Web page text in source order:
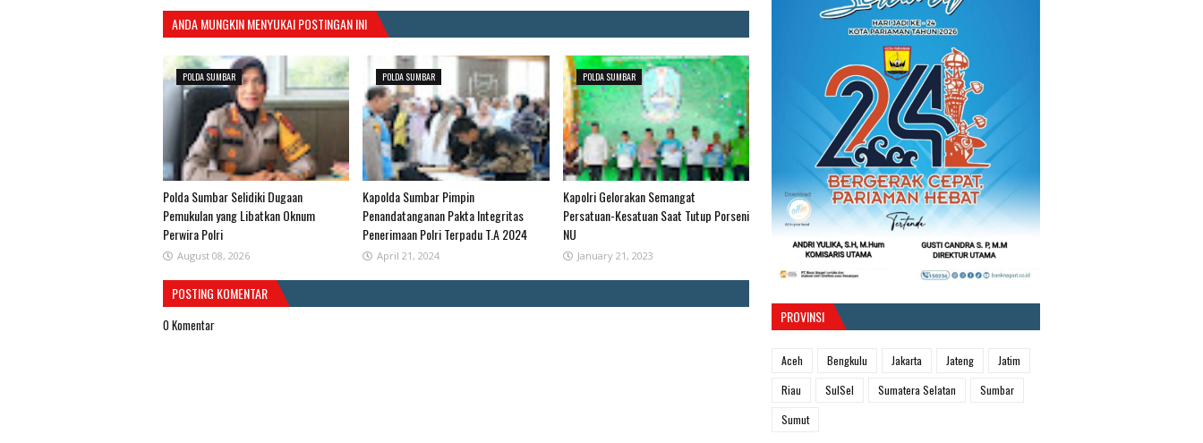
ANDA MUNGKIN MENYUKAI POSTINGAN INI
POLDA SUMBAR
Polda Sumbar Selidiki Dugaan
Pemukulan yang Libatkan Oknum
Perwira Polri
August 08, 2026
POLDA SUMBAR
Kapolda Sumbar Pimpin
Penandatanganan Pakta Integritas
Penerimaan Polri Terpadu T.A 2024
April 21, 2024
POLDA SUMBAR
Kapolri Gelorakan Semangat
Persatuan-Kesatuan Saat Tutup Porseni
NU
January 21, 2023
POSTING KOMENTAR
0 Komentar PROVINSI
Aceh Bengkulu Jakarta Jateng
Jatim
Riau
SulSel Sumatera Selatan
Sumbar
Sumut